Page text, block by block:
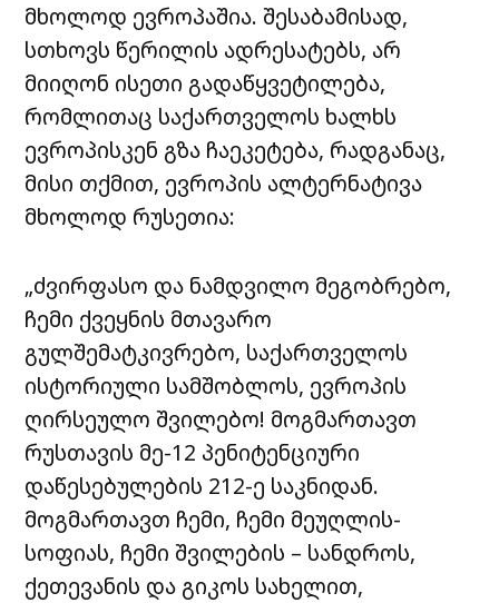
მხოლოდ ევროპაშია. შესაბამისად,
სთხოვს წერილის ადრესატებს, არ
მიიღონ ისეთი გადაწყვეტილება,
რომლითაც საქართველოს ხალხს
ევროპისკენ გზა ჩაეკეტება, რადგანაც,
მისი თქმით, ევროპის ალტერნატივა
მხოლოდ რუსეთია:
„ძვირფასო და ნამდვილო მეგობრებო,
ჩემი ქვეყნის მთავარო
გულშემატკივრებო, საქართველოს
ისტორიული სამშობლოს, ევროპის
ღირსეულო შვილებო! მოგმართავთ
რუსთავის მე-12 პენიტენციური
დაწესებულების 212-ე საკნიდან.
მოგმართავთ ჩემი, ჩემი მეუღლის-
სოფიას, ჩემი შვილების – სანდროს,
ქეთევანის და გიკოს სახელით,